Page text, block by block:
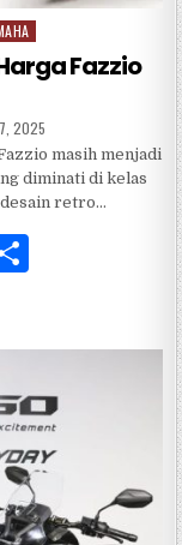
Fazzio
2025
masih menjadi
diminati di kelas
retro…